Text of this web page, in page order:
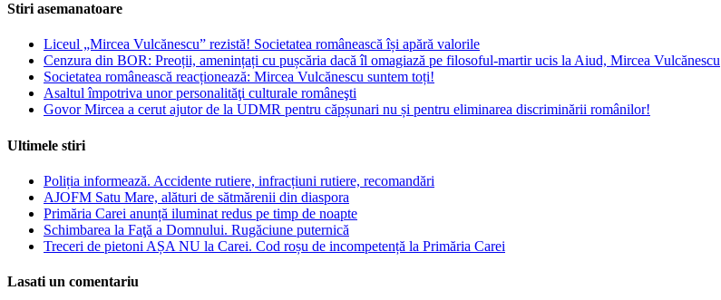
Stiri asemanatoare
Liceul „Mircea Vulcănescu” rezistă! Societatea românească își apără valorile
Cenzura din BOR: Preoții, amenințați cu pușcăria dacă îl omagiază pe filosoful-martir ucis la Aiud, Mircea Vulcănescu
Societatea românească reacționează: Mircea Vulcănescu suntem toți!
Asaltul împotriva unor personalităţi culturale româneşti
Govor Mircea a cerut ajutor de la UDMR pentru căpșunari nu și pentru eliminarea discriminării românilor!
Ultimele stiri
Poliția informează. Accidente rutiere, infracțiuni rutiere, recomandări
AJOFM Satu Mare, alături de sătmărenii din diaspora
Primăria Carei anunță iluminat redus pe timp de noapte
Schimbarea la Faţă a Domnului. Rugăciune puternică
Treceri de pietoni AȘA NU la Carei. Cod roșu de incompetență la Primăria Carei
Lasati un comentariu